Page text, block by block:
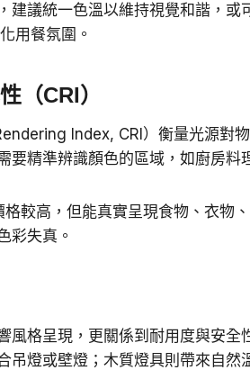
建議統一色溫以維持視覺和諧，
用餐氛圍。
（CRI）
Index, CRI）衡量光源對
要精準辨識顏色的區域，如廚房
格較高，但能真實呈現食物、衣物
彩失真。
風格呈現，更關係到耐用度與安
吊燈或壁燈；木質燈具則帶來自然